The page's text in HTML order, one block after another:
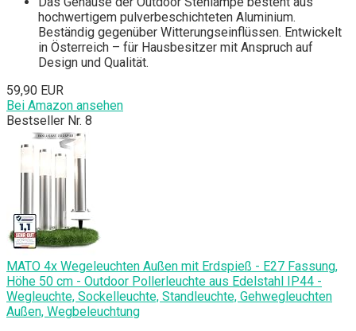
hochwertigem pulverbeschichteten Aluminium.
Beständig gegenüber Witterungseinflüssen. Entwickelt
in Österreich – für Hausbesitzer mit Anspruch auf
Design und Qualität.
59,90 EUR
Bei Amazon ansehen
Bestseller Nr. 8
MATO 4x Wegeleuchten Außen mit Erdspieß - E27 Fassung,
Höhe 50 cm - Outdoor Pollerleuchte aus Edelstahl IP44 -
Wegleuchte, Sockelleuchte, Standleuchte, Gehwegleuchten
Außen, Wegbeleuchtung